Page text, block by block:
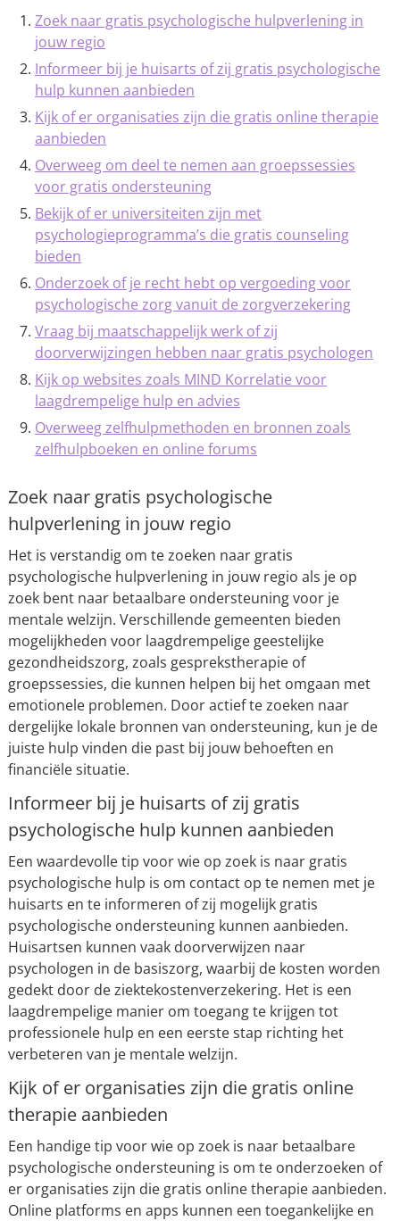
Zoek naar gratis psychologische hulpverlening in
jouw regio
Informeer bij je huisarts of zij gratis psychologische
hulp kunnen aanbieden
Kijk of er organisaties zijn die gratis online therapie
aanbieden
Overweeg om deel te nemen aan groepssessies
voor gratis ondersteuning
Bekijk of er universiteiten zijn met
psychologieprogramma’s die gratis counseling
bieden
Onderzoek of je recht hebt op vergoeding voor
psychologische zorg vanuit de zorgverzekering
Vraag bij maatschappelijk werk of zij
doorverwijzingen hebben naar gratis psychologen
Kijk op websites zoals MIND Korrelatie voor
laagdrempelige hulp en advies
Overweeg zelfhulpmethoden en bronnen zoals
zelfhulpboeken en online forums
Zoek naar gratis psychologische
hulpverlening in jouw regio
Het is verstandig om te zoeken naar gratis
psychologische hulpverlening in jouw regio als je op
zoek bent naar betaalbare ondersteuning voor je
mentale welzijn. Verschillende gemeenten bieden
mogelijkheden voor laagdrempelige geestelijke
gezondheidszorg, zoals gesprekstherapie of
groepssessies, die kunnen helpen bij het omgaan met
emotionele problemen. Door actief te zoeken naar
dergelijke lokale bronnen van ondersteuning, kun je de
juiste hulp vinden die past bij jouw behoeften en
financiële situatie.
Informeer bij je huisarts of zij gratis
psychologische hulp kunnen aanbieden
Een waardevolle tip voor wie op zoek is naar gratis
psychologische hulp is om contact op te nemen met je
huisarts en te informeren of zij mogelijk gratis
psychologische ondersteuning kunnen aanbieden.
Huisartsen kunnen vaak doorverwijzen naar
psychologen in de basiszorg, waarbij de kosten worden
gedekt door de ziektekostenverzekering. Het is een
laagdrempelige manier om toegang te krijgen tot
professionele hulp en een eerste stap richting het
verbeteren van je mentale welzijn.
Kijk of er organisaties zijn die gratis online
therapie aanbieden
Een handige tip voor wie op zoek is naar betaalbare
psychologische ondersteuning is om te onderzoeken of
er organisaties zijn die gratis online therapie aanbieden.
Online platforms en apps kunnen een toegankelijke en